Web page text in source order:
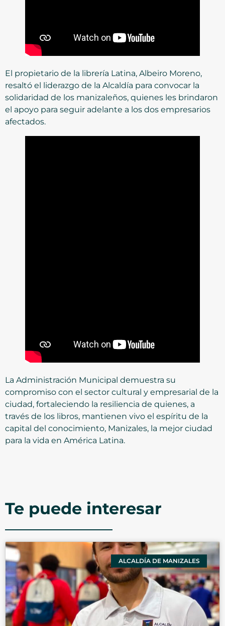
El propietario de la librería Latina, Albeiro Moreno,
resaltó el liderazgo de la Alcaldía para convocar la
solidaridad de los manizaleños, quienes les brindaron
el apoyo para seguir adelante a los dos empresarios
afectados.
La Administración Municipal demuestra su
compromiso con el sector cultural y empresarial de la
ciudad, fortaleciendo la resiliencia de quienes, a
través de los libros, mantienen vivo el espíritu de la
capital del conocimiento, Manizales, la mejor ciudad
para la vida en América Latina.
Te puede interesar
ALCALDÍA DE MANIZALES